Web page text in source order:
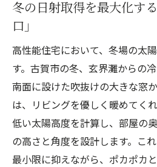
冬の日射取得を最大化す
口」
高性能住宅において、冬場の太
す。古賀市の冬、玄界灘からの
南面に設けた吹抜けの大きな窓
は、リビングを優しく暖めてく
低い太陽高度を計算し、部屋の
の高さと角度を設計します。こ
最小限に抑えながら、ポカポカ